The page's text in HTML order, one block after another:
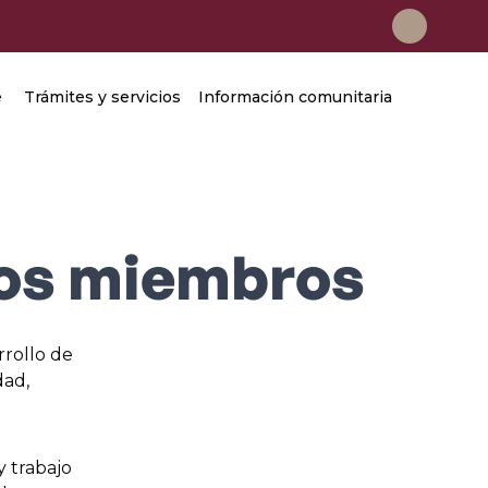
Trámites y servicios Información comunitaria
miembros
de
trabajo